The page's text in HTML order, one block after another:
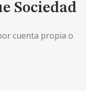
Sociedad
cuenta propia o
la
de todo tipo de
y sus
cuando
debidamente